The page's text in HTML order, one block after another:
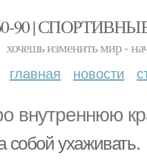
90 |
хочешь изменить мир -
главная новости
внутреннюю
ухаживать.